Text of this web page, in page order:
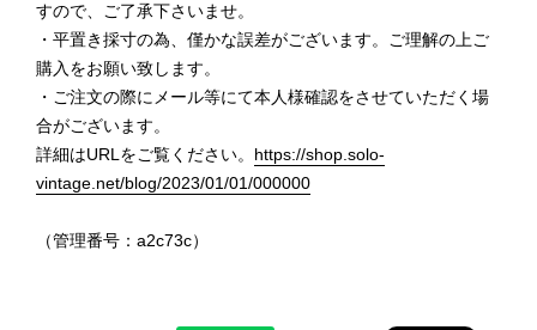
すので、ご了承下さいませ。
・平置き採寸の為、僅かな誤差がございます。ご理解の上ご
購入をお願い致します。
・ご注文の際にメール等にて本人様確認をさせていただく場
合がございます。
詳細はURLをご覧ください。 https://shop.solo-
vintage.net/blog/2023/01/01/000000
（管理番号：a2c73c）